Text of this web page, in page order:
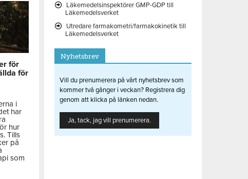
för
för
i
har
hur
Tills
på
som
Läkemedelsinspektörer GMP-GDP till
Läkemedelsverket
Utredare farmakometri/farmakokinetik till
Läkemedelsverket
Nyhetsbrev
Vill du prenumerera på vårt nyhetsbrev som
kommer två gånger i veckan? Registrera dig
genom att klicka på länken nedan.
Ja, tack, jag vill prenumerera.